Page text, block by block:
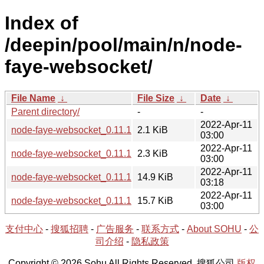
Index of
/deepin/pool/main/n/node-
faye-websocket/
File Name ↓ File Size ↓ Date ↓
Parent directory/
-
-
node-faye-websocket_0.11.1-1.dsc
2.1 KiB
2022-Apr-11
03:00
node-faye-websocket_0.11.1-1.debian.tar.xz
2.3 KiB
2022-Apr-11
03:00
node-faye-websocket_0.11.1-1_all.deb
14.9 KiB
2022-Apr-11
03:18
node-faye-websocket_0.11.1.orig.tar.gz
15.7 KiB
2022-Apr-11
03:00
支付中心 - 搜狐招聘 - 广告服务 - 联系方式 - About SOHU - 公
司介绍 - 隐私政策